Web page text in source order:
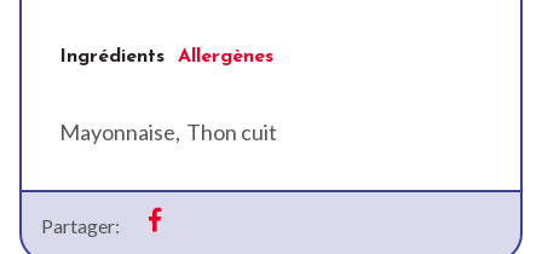
Ingrédients Allergènes
Mayonnaise Thon cuit
Partager: